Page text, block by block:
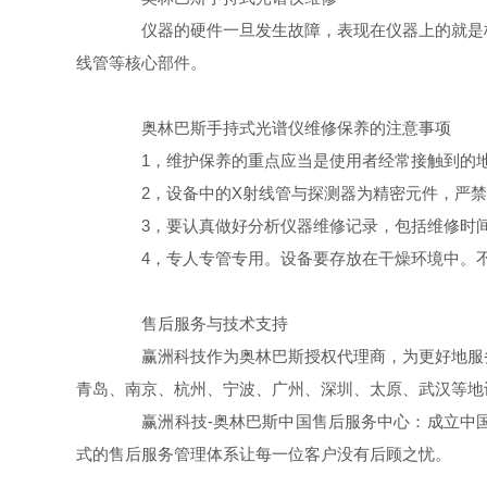
仪器的硬件一旦发生故障，表现在仪器上的就是
线管等核心部件。
奥林巴斯手持式光谱仪维修保养的注意事项
1，维护保养的重点应当是使用者经常接触到的
2，设备中的X射线管与探测器为精密元件，严禁
3，要认真做好分析仪器维修记录，包括维修时
4，专人专管专用。设备要存放在干燥环境中。
售后服务与技术支持
赢洲科技作为奥林巴斯授权代理商，为更好地服
青岛、南京、杭州、宁波、广州、深圳、太原、武汉等
赢洲科技-奥林巴斯中国售后服务中心：成立中
式的售后服务管理体系让每一位客户没有后顾之忧。